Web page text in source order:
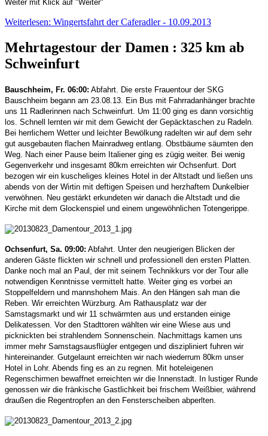
Weiter mit Klick auf "Weiter"
Weiterlesen: Wingertsfahrt der Caferadler - 10.09.2013
Mehrtagestour der Damen : 325 km ab
Schweinfurt
Bauschheim, Fr. 06:00: Abfahrt. Die erste Frauentour der SKG
Bauschheim begann am 23.08.13. Ein Bus mit Fahrradanhänger brachte
uns 11 Radlerinnen nach Schweinfurt. Um 11:00 ging es dann vorsichtig
los. Schnell lernten wir mit dem Gewicht der Gepäcktaschen zu Radeln.
Bei herrlichem Wetter und leichter Bewölkung radelten wir auf dem sehr
gut ausgebauten flachen Mainradweg entlang. Obstbäume säumten den
Weg. Nach einer Pause beim Italiener ging es zügig weiter. Bei wenig
Gegenverkehr und insgesamt 80km erreichten wir Ochsenfurt. Dort
bezogen wir ein kuscheliges kleines Hotel in der Altstadt und ließen uns
abends von der Wirtin mit deftigen Speisen und herzhaftem Dunkelbier
verwöhnen. Neu gestärkt erkundeten wir danach die Altstadt und die
Kirche mit dem Glockenspiel und einem ungewöhnlichen Totengerippe.
Ochsenfurt, Sa. 09:00: Abfahrt. Unter den neugierigen Blicken der
anderen Gäste flickten wir schnell und professionell den ersten Platten.
Danke noch mal an Paul, der mit seinem Technikkurs vor der Tour alle
notwendigen Kenntnisse vermittelt hatte. Weiter ging es vorbei an
Stoppelfeldern und mannshohem Mais. An den Hängen sah man die
Reben. Wir erreichten Würzburg. Am Rathausplatz war der
Samstagsmarkt und wir 11 schwärmten aus und erstanden einige
Delikatessen. Vor den Stadttoren wählten wir eine Wiese aus und
picknickten bei strahlendem Sonnenschein. Nachmittags kamen uns
immer mehr Samstagsausflügler entgegen und diszipliniert fuhren wir
hintereinander. Gutgelaunt erreichten wir nach wiederrum 80km unser
Hotel in Lohr. Abends fing es an zu regnen. Mit hoteleigenen
Regenschirmen bewaffnet erreichten wir die Innenstadt. In lustiger Runde
genossen wir die fränkische Gastlichkeit bei frischem Weißbier, während
draußen die Regentropfen an den Fensterscheiben abperlten.